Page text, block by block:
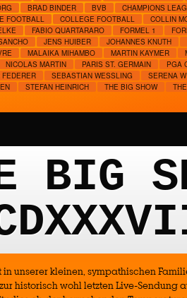
BRAD BINDER BVB
CHAMPIONS
FOOTBALL COLLEGE FOOTBALL
COLLIN
FABIO QUARTARARO FORMEL 1
JENS HUIBER
JOHANNES KNUTH
MALAIKA MIHAMBO MARTIN KAYMER
NICOLAS MARTIN PARIS ST. GERMAIN
PGA
FEDERER SEBASTIAN WESSLING
SERENA
STEFAN HEINRICH THE BIG SHOW
BIG
in unserer kleinen, sympathischen
historisch wohl letzten Live-Sendung